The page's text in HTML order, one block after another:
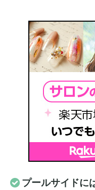
プールサイドに